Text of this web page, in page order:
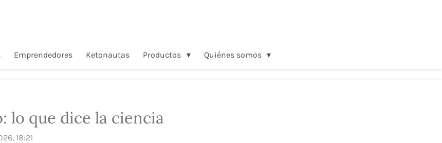
Emprendedores Ketonautas Productos Quiénes somos
lo que dice la ciencia
18:21